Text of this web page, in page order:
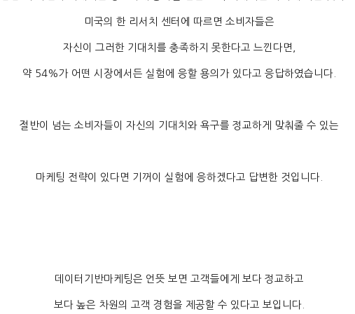
미국의 한 리서치 센터에 따르면 소비자들은
자신이 그러한 기대치를 충족하지 못한다고 느낀다면
약 54%가 어떤 시장에서든 실험에 응할 용의가 있다고 응답하였습니다
절반이 넘는 소비자들이 자신의 기대치와 욕구를 정교하게 맞춰줄 수 있는
마케팅 전략이 있다면 기꺼이 실험에 응하겠다고 답변한 것입니다
데이터기반마케팅은 언뜻 보면 고객들에게 보다 정교하고
보다 높은 차원의 고객 경험을 제공할 수 있다고 보입니다